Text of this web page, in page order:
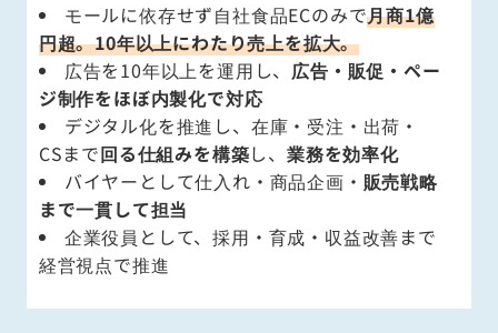
モールに依存せず自社食品ECのみで月商1億
円超。10年以上にわたり売上を拡大。
広告を10年以上を運用し、 広告・販促・ペー
ジ制作をほぼ内製化で対応
デジタル化を推進し、在庫・受注・出荷・
CSまで回る仕組みを構築し、 業務を効率化
バイヤーとして仕入れ・商品企画・ 販売戦略
まで一貫して担当
企業役員として、採用・育成・収益改善まで
経営視点で推進